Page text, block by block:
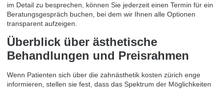
im Detail zu besprechen, können Sie jederzeit einen Termin für ein
Beratungsgespräch buchen , bei dem wir Ihnen alle Optionen
transparent aufzeigen.
Überblick über ästhetische
Behandlungen und Preisrahmen
Wenn Patienten sich über die zahnästhetik kosten zürich enge
informieren, stellen sie fest, dass das Spektrum der Möglichkeiten